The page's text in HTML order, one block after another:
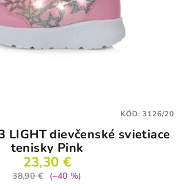
LIGHT dievčenské svietiace
tenisky Pink
23,30 €
38,90 €
(–40 %)
KÓD:3126/20